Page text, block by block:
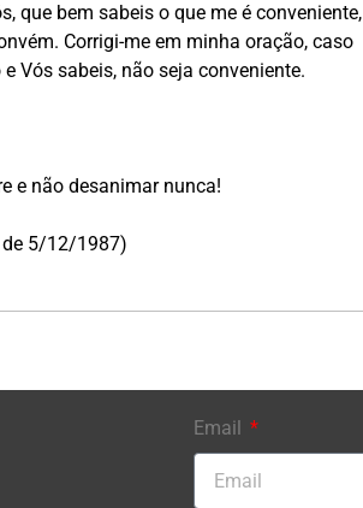
que bem sabeis o que me é conveniente,
Corrigi-me em minha oração, caso
Vós sabeis, não seja conveniente.
e não desanimar nunca!
de 5/12/1987)
Email